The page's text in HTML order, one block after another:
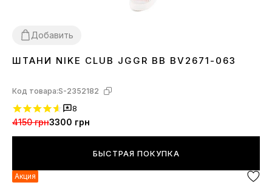
Добавить
M LXL
ШТАНИ NIKE CLUB JGGR BB BV2671-063
Код товара:S-2352182
8
4150 грн3300 грн
БЫСТРАЯ ПОКУПКА
Акция